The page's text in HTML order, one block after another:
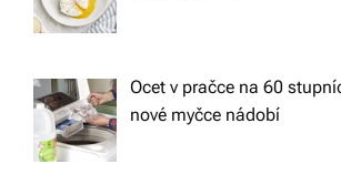
Ocet v pračce na 60
nové myčce nádobí